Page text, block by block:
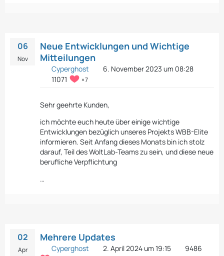
06
Nov
Neue Entwicklungen und Wichtige
Mitteilungen
Cyperghost
6. November 2023 um 08:28
11071
7
Sehr geehrte Kunden,
ich möchte euch heute über einige wichtige
Entwicklungen bezüglich unseres Projekts WBB-Elite
informieren. Seit Anfang dieses Monats bin ich stolz
darauf, Teil des WoltLab-Teams zu sein, und diese neue
berufliche Verpflichtung
…
02
Apr
Mehrere Updates
Cyperghost 2. April 2024 um 19:15 9486